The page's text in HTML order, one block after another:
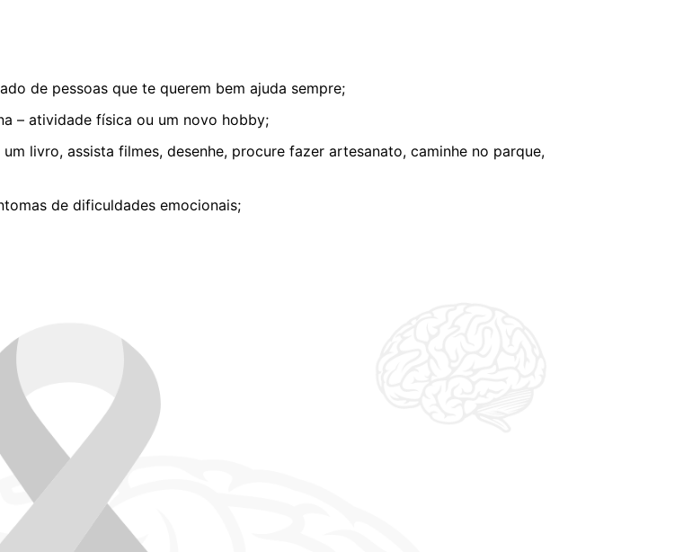
de pessoas que te querem bem ajuda sempre;
– atividade física ou um novo hobby;
livro, assista filmes, desenhe, procure fazer artesanato, caminhe no parque,
de dificuldades emocionais;